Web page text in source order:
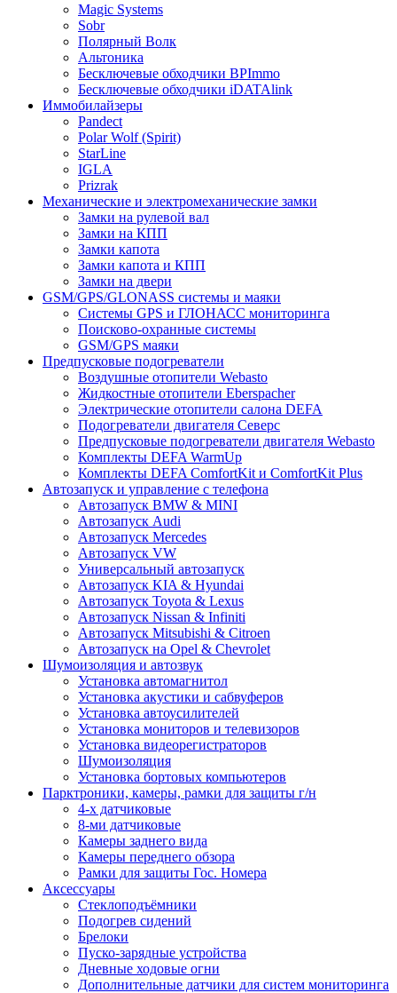
Magic Systems
Sobr
Полярный Волк
Альтоника
Бесключевые обходчики BPImmo
Бесключевые обходчики iDATAlink
Иммобилайзеры
Pandect
Polar Wolf (Spirit)
StarLine
IGLA
Prizrak
Механические и электромеханические замки
Замки на рулевой вал
Замки на КПП
Замки капота
Замки капота и КПП
Замки на двери
GSM/GPS/GLONASS системы и маяки
Системы GPS и ГЛОНАСС мониторинга
Поисково-охранные системы
GSM/GPS маяки
Предпусковые подогреватели
Воздушные отопители Webasto
Жидкостные отопители Eberspacher
Электрические отопители салона DEFA
Подогреватели двигателя Северс
Предпусковые подогреватели двигателя Webasto
Комплекты DEFA WarmUp
Комплекты DEFA ComfortKit и ComfortKit Plus
Автозапуск и управление с телефона
Автозапуск BMW & MINI
Автозапуск Audi
Автозапуск Mercedes
Автозапуск VW
Универсальный автозапуск
Автозапуск KIA & Hyundai
Автозапуск Toyota & Lexus
Автозапуск Nissan & Infiniti
Автозапуск Mitsubishi & Citroen
Автозапуск на Opel & Chevrolet
Шумоизоляция и автозвук
Установка автомагнитол
Установка акустики и сабвуферов
Установка автоусилителей
Установка мониторов и телевизоров
Установка видеорегистраторов
Шумоизоляция
Установка бортовых компьютеров
Парктроники, камеры, рамки для защиты г/н
4-х датчиковые
8-ми датчиковые
Камеры заднего вида
Камеры переднего обзора
Рамки для защиты Гос. Номера
Аксессуары
Стеклоподъёмники
Подогрев сидений
Брелоки
Пуско-зарядные устройства
Дневные ходовые огни
Дополнительные датчики для систем мониторинга